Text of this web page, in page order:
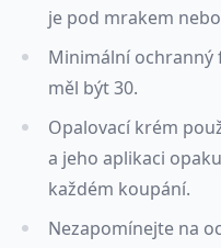
je pod mrakem
Minimální
měl být 30.
Opalovací krém
a jeho aplikaci
každém koupání.
Nezapomínejte na